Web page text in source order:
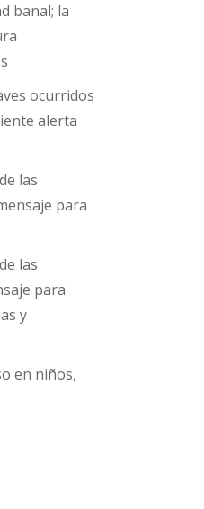
banal; la
ocurridos
alerta
las
para
las
para
y
en niños,